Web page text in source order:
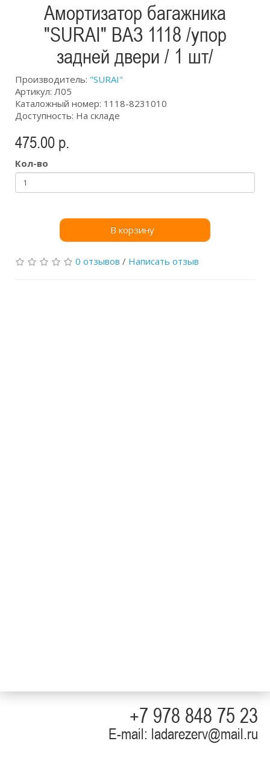
Амортизатор багажника
"SURAI" ВАЗ 1118 /упор
задней двери / 1 шт/
Производитель: "SURAI"
Артикул: Л05
Каталожный номер: 1118-8231010
Доступность: На складе
475.00 р.
Кол-во
В корзину
0 отзывов / Написать отзыв
+7 978 848 75 23
E-mail: ladarezerv@mail.ru